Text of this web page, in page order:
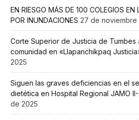
EN RIESGO MÁS DE 100 COLEGIOS EN
POR INUNDACIONES 27 de noviembre
Corte Superior de Justicia de Tumbes
comunidad en «Llapanchikpaq
2025
Siguen las graves deficiencias en el
dietética en Hospital Regional JAMO
de 2025